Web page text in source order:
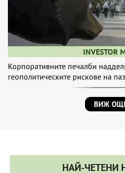
INVESTOR
Корпоративните печалби
геополитическите рискове на
ВИЖ
НАЙ-ЧЕТЕНИ